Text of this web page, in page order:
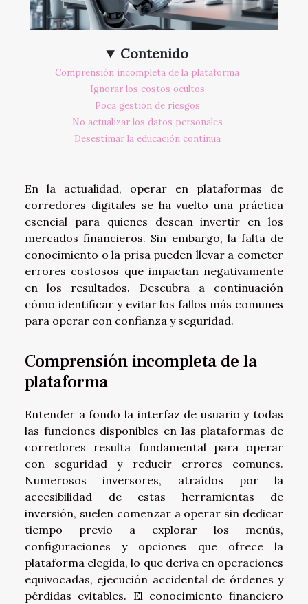
Contenido
Comprensión incompleta de la plataforma
Ignorar los costos ocultos
Poca gestión de riesgos
No actualizar los datos personales
Desestimar la educación continua
En la actualidad, operar en plataformas de
corredores digitales se ha vuelto una práctica
esencial para quienes desean invertir en los
mercados financieros. Sin embargo, la falta de
conocimiento o la prisa pueden llevar a cometer
errores costosos que impactan negativamente
en los resultados. Descubra a continuación
cómo identificar y evitar los fallos más comunes
para operar con confianza y seguridad.
Comprensión incompleta de la
plataforma
Entender a fondo la interfaz de usuario y todas
las funciones disponibles en las plataformas de
corredores resulta fundamental para operar
con seguridad y reducir errores comunes.
Numerosos inversores, atraídos por la
accesibilidad de estas herramientas de
inversión, suelen comenzar a operar sin dedicar
tiempo previo a explorar los menús,
configuraciones y opciones que ofrece la
plataforma elegida, lo que deriva en operaciones
equivocadas, ejecución accidental de órdenes y
pérdidas evitables. El conocimiento financiero